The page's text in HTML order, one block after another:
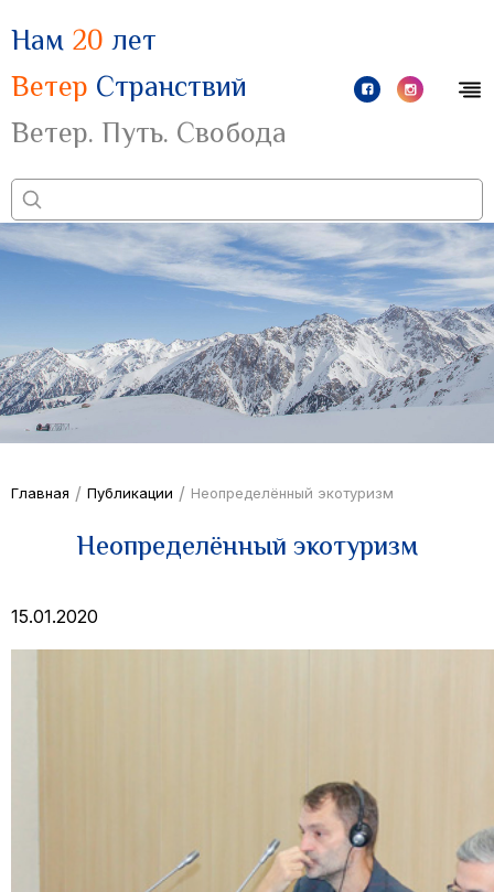
Нам 20 лет
Ветер Странствий
Ветер. Путь. Свобода
Главная / Публикации / Неопределённый экотуризм
Неопределённый экотуризм
15.01.2020